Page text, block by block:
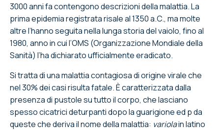
3000 anni fa contengono descrizioni della malattia. La
prima epidemia registrata risale al 1350 a.C., ma molte
altre l’hanno seguita nella lunga storia del vaiolo, fino al
1980, anno in cui l’OMS (Organizzazione Mondiale della
Sanità) l’ha dichiarato ufficialmente eradicato.
Si tratta di una malattia contagiosa di origine virale che
nel 30% dei casi risulta fatale. È caratterizzata dalla
presenza di pustole su tutto il corpo, che lasciano
spesso cicatrici deturpanti dopo la guarigione ed p da
queste che deriva il nome della malattia: variolain latino